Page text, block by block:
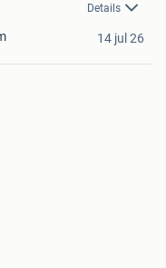
Details
14 jul 26